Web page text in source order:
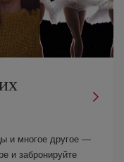
и многое другое —
и забронируйте